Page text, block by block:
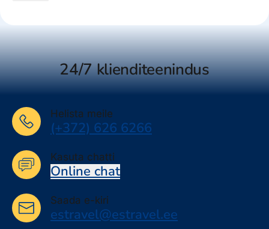
24/7 klienditeenindus
Helista meile
(+372) 626 6266
Kasuta chatti
Online chat
Saada e-kiri
estravel@estravel.ee